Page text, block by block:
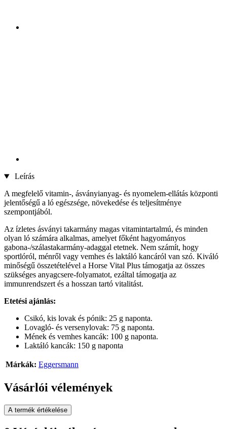
Leírás
A megfelelő vitamin-, ásványianyag- és nyomelem-ellátás központi
jelentőségű a ló egészsége, növekedése és teljesítménye
szempontjából.
Az ízletes ásványi takarmány magas vitamintartalmú, és minden
olyan ló számára alkalmas, amelyet főként hagyományos
gabona-/szálastakarmány-adaggal etetnek. Nem számít, hogy
sportlóról, ménről vagy vemhes és laktáló kancáról van szó. Kiváló
minőségű összetételével a Horse Vital Plus támogatja az összes
szükséges anyagcsere-folyamatot, ezáltal támogatja az
immunrendszert és a hosszan tartó vitalitást.
Etetési ajánlás:
Csikó, kis lovak és pónik: 25 g naponta.
Lovagló- és versenylovak: 75 g naponta.
Mének és vemhes kancák: 100 g naponta.
Laktáló kancák: 150 g naponta
Márkák: Eggersmann
Vásárlói vélemények
A termék értékelése